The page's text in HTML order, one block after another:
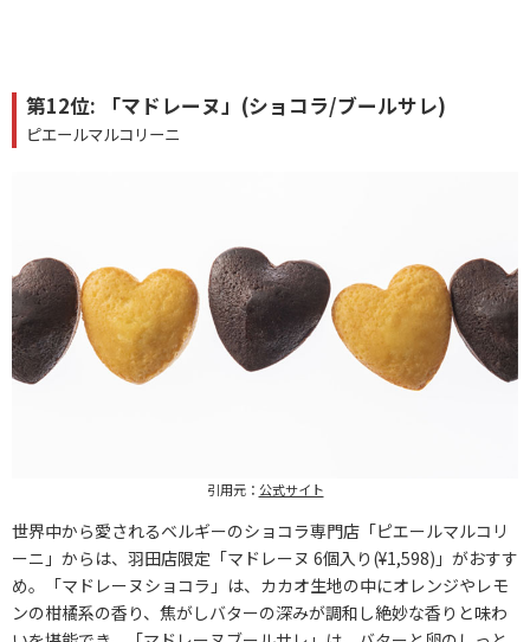
第12位: 「マドレーヌ」(ショコラ/ブールサレ)
ピエールマルコリーニ
引用元： 公式サイト
世界中から愛されるベルギーのショコラ専門店「ピエールマルコリ
ーニ」からは、羽田店限定「マドレーヌ 6個入り(¥1,598)」がおすす
め。「マドレーヌショコラ」は、カカオ生地の中にオレンジやレモ
ンの柑橘系の香り、焦がしバターの深みが調和し絶妙な香りと味わ